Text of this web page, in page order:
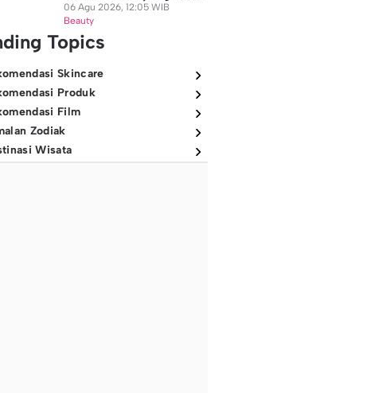
06 Agu 2026, 12:05 WIB
Beauty
Topics
Skincare
Produk
Film
Zodiak
Wisata